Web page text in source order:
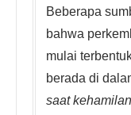
Beberapa
bahwa
mulai
berada di
saat